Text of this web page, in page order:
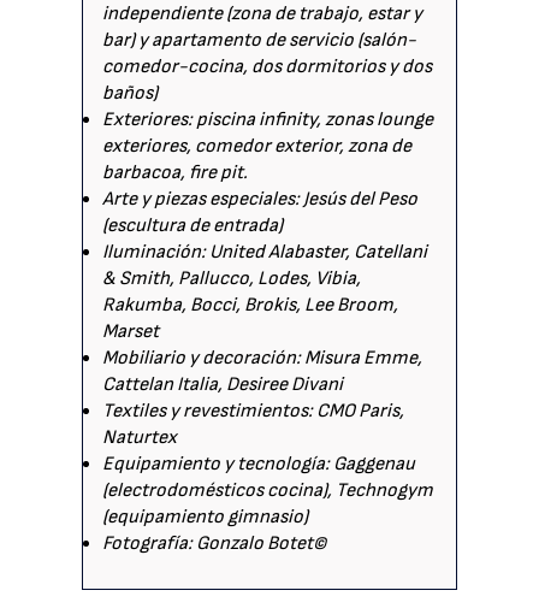
independiente (zona de trabajo, estar y
bar) y apartamento de servicio (salón-
comedor-cocina, dos dormitorios y dos
baños)
Exteriores: piscina infinity, zonas lounge
exteriores, comedor exterior, zona de
barbacoa, fire pit.
Arte y piezas especiales: Jesús del Peso
(escultura de entrada)
Iluminación: United Alabaster, Catellani
& Smith, Pallucco, Lodes, Vibia,
Rakumba, Bocci, Brokis, Lee Broom,
Marset
Mobiliario y decoración: Misura Emme,
Cattelan Italia, Desiree Divani
Textiles y revestimientos: CMO Paris,
Naturtex
Equipamiento y tecnología: Gaggenau
(electrodomésticos cocina), Technogym
(equipamiento gimnasio)
Fotografía: Gonzalo Botet©